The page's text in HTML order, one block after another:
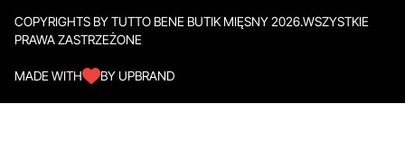
COPYRIGHTS BY TUTTO BENE BUTIK MIĘSNY 2026.WSZYSTKIE
PRAWA ZASTRZEŻONE
MADE WITH BY UPBRAND